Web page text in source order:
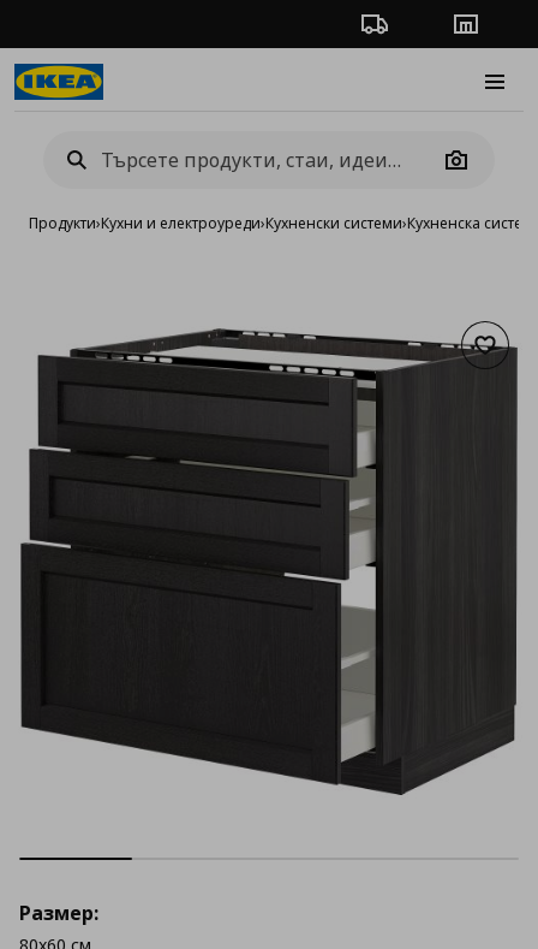
Проследяване на
Camera
Продукти›Кухни и електроуреди›Кухненски системи›Кухненска
Размер: